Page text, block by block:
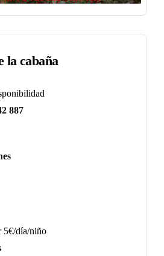
la cabaña
887
5€/día/niño